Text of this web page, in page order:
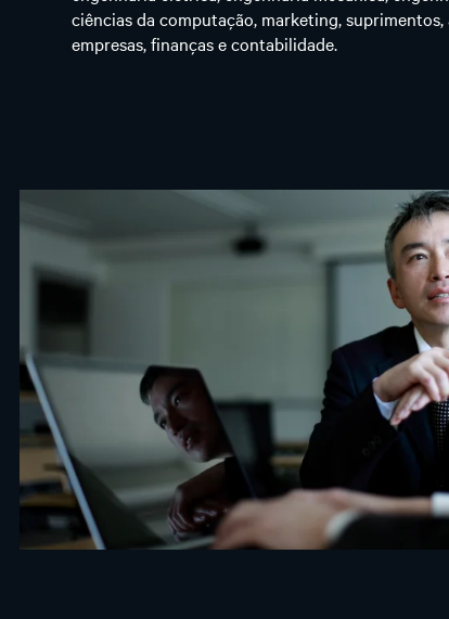
ciências da computação, marketing,
empresas, finanças e contabilidade.